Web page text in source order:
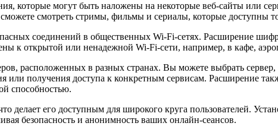
которые могут быть наложены на некоторые веб-сайты или
смотреть стримы, фильмы и сериалы, которые доступны
соединений в общественных Wi-Fi-сетях. Расширение
к открытой или ненадежной Wi-Fi-сети, например, в кафе,
расположенных в разных странах. Вы можете выбрать
или получения доступа к конкретным сервисам. Расширение
способностью.
делает его доступным для широкого круга пользователей.
безопасность и анонимность ваших онлайн-сеансов.